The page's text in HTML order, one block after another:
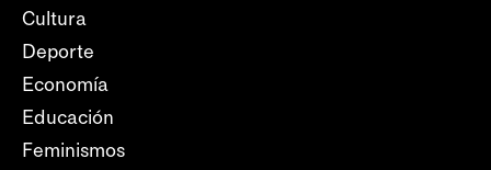
Cultura
Deporte
Economía
Educación
Feminismos